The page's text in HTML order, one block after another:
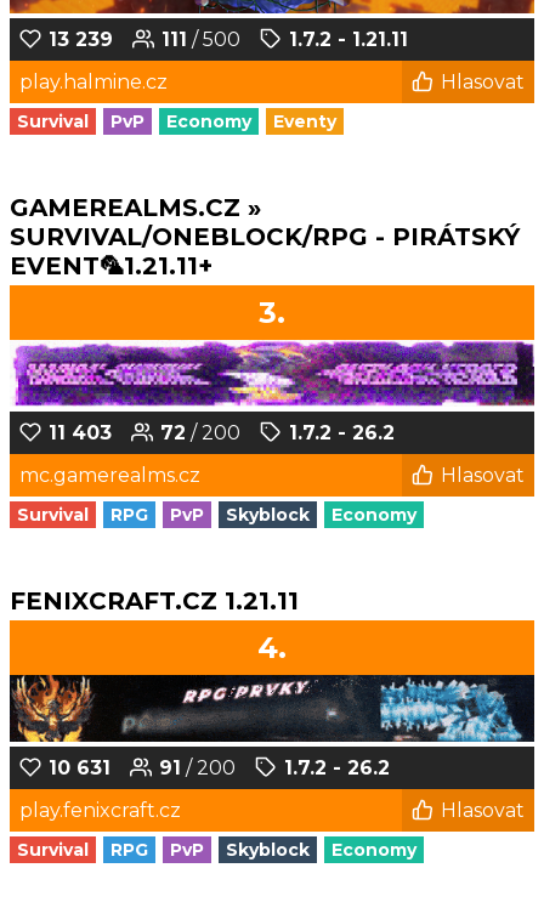
13 239 111 / 500
1.7.2 - 1.21.11
play.halmine.cz
Hlasovat
Survival PvP Economy Eventy
GAMEREALMS.CZ »
SURVIVAL/ONEBLOCK/RPG - PIRÁTSKÝ
EVENT🦜1.21.11+
3.
11 403 72 / 200
1.7.2 - 26.2
mc.gamerealms.cz
Hlasovat
Survival RPG PvP Skyblock Economy
FENIXCRAFT.CZ 1.21.11
4.
10 631 91 / 200
1.7.2 - 26.2
play.fenixcraft.cz
Hlasovat
Survival RPG PvP Skyblock Economy